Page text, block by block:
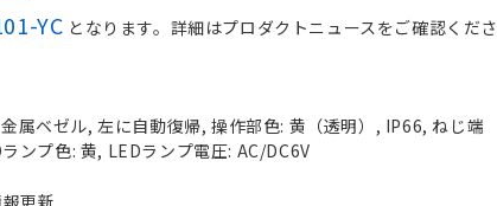
YC となります。詳細はプロダクトニュースをご確認くださ
属ベゼル, 左に自動復帰, 操作部色: 黄（透明）, IP66, ねじ端
ンプ色: 黄, LEDランプ電圧: AC/DC6V
更新